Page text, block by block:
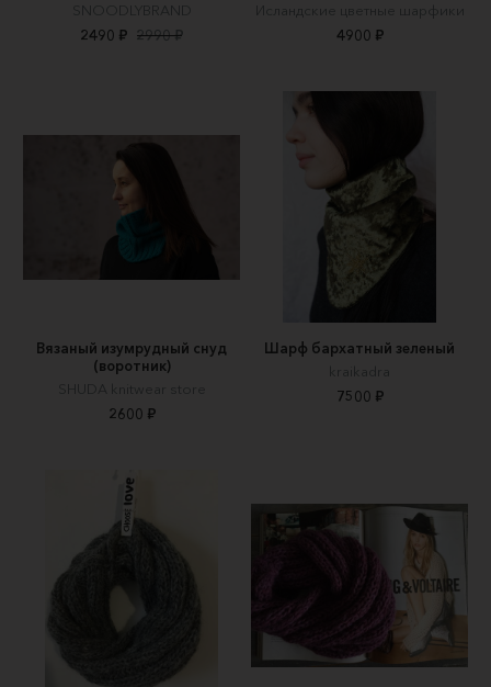
SNOODLYBRAND
2490 ₽ 2990 ₽
Исландские цветные шарфики
4900 ₽
Вязаный изумрудный снуд
(воротник)
SHUDA knitwear store
2600 ₽
Шарф бархатный зеленый
kraikadra
7500 ₽